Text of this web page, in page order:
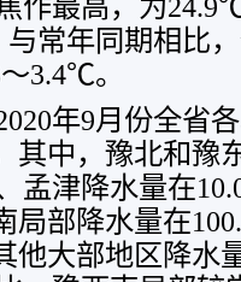
作最高，为
常年同期相比
3.4℃。
年9月份全省各
其中，豫北和豫
孟津降水量在
局部降水量在
他大部地区降水